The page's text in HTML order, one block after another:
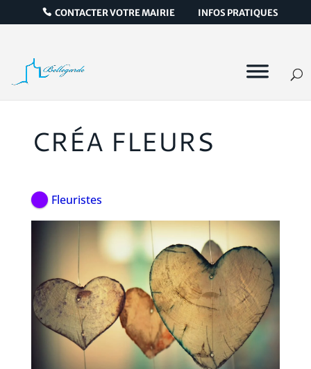
CONTACTER VOTRE MAIRIE INFOS PRATIQUES
CRÉA FLEURS
Fleuristes